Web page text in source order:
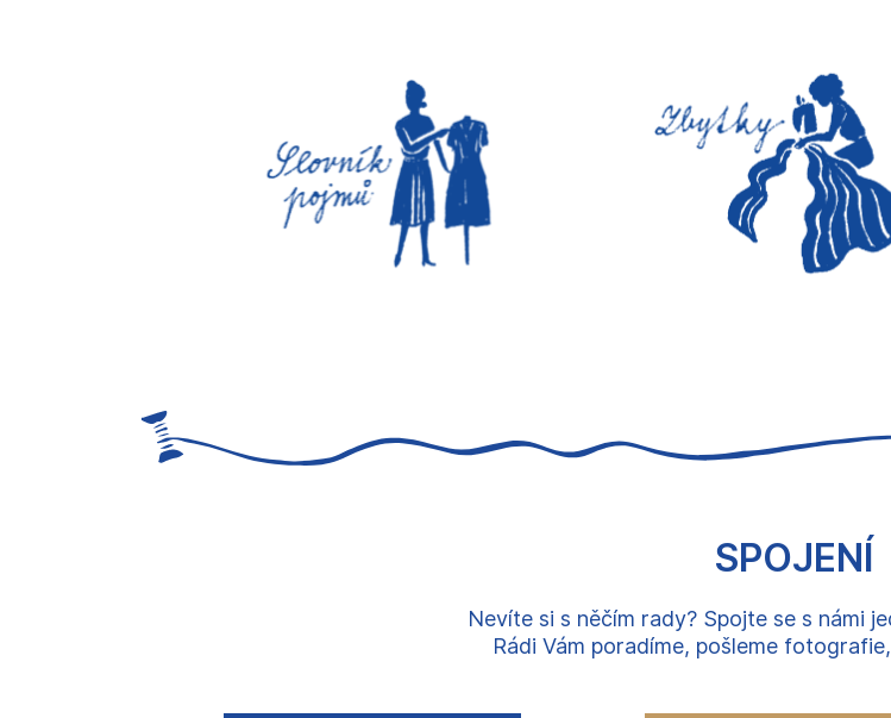
SPOJENÍ
Nevíte si s něčím rady? Spojte se s námi
Rádi Vám poradíme, pošleme